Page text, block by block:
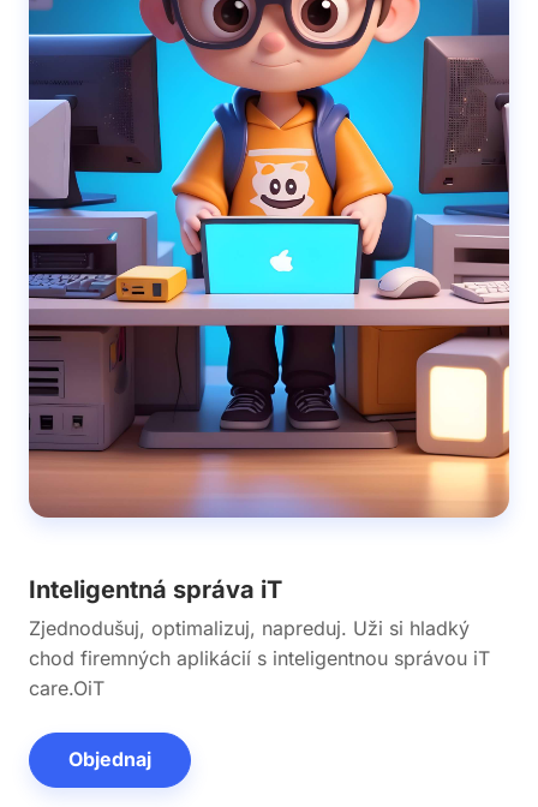
Inteligentná správa iT
Zjednodušuj, optimalizuj, napreduj. Uži si hladký
chod firemných aplikácií s inteligentnou správou iT
care.OiT
Objednaj